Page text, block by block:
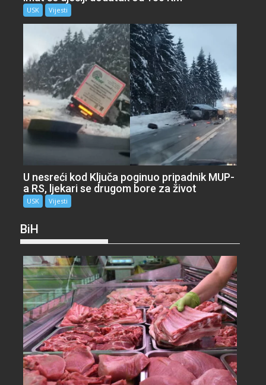
USK Vijesti
U nesreći kod Ključa poginuo pripadnik MUP-
a RS, ljekari se drugom bore za život
USK Vijesti
BiH